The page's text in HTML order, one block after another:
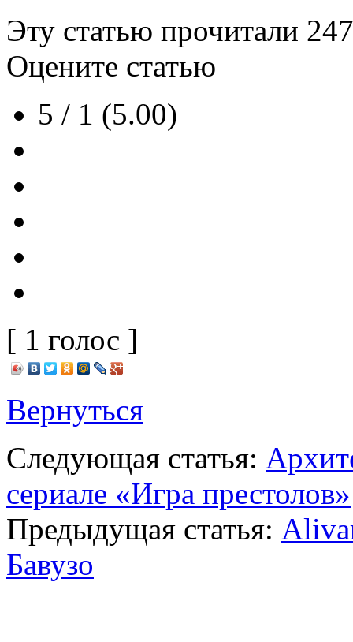
Эту статью прочитали
Оцените статью
5 / 1 (5.00)
[ 1 голос ]
Вернуться
Следующая статья:
сериале «Игра престолов»
Предыдущая статья:
Бавузо